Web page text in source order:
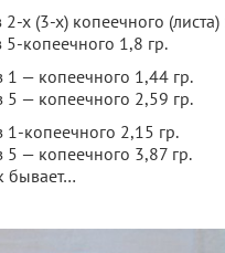
х (3-х) копеечного (листа)
5-копеечного 1,8 гр.
1 — копеечного 1,44 гр.
5 — копеечного 2,59 гр.
1-копеечного 2,15 гр.
5 — копеечного 3,87 гр.
бывает…